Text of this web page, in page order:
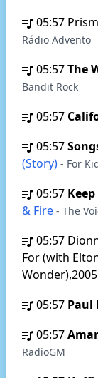
05:57
Rádio Advento
05:57The
Bandit Rock
05:57
05:57
(Story) - For
05:57
& Fire - The
05:57
For (with
Wonder),2005
05:57 Paul
05:57
RadioGM